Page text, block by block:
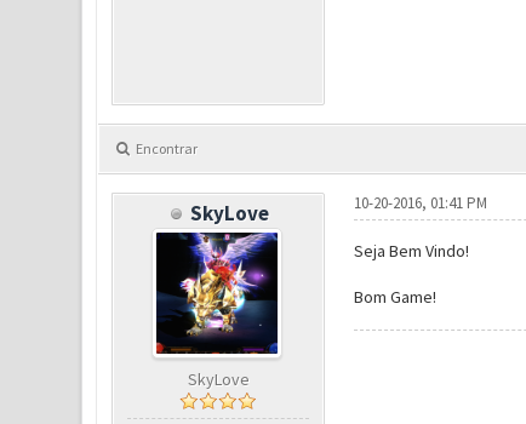
Encontrar
SkyLove
SkyLove
10-20-2016, 01:41 PM
Seja Bem Vindo!
Bom Game!